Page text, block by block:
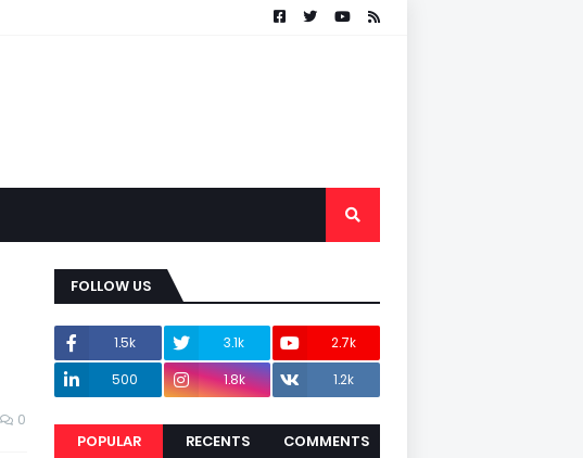
0
FOLLOW US
1.5k 3.1k
2.7k
500
1.8k 1.2k
POPULAR RECENTS COMMENTS